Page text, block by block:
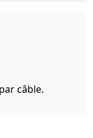
câble.